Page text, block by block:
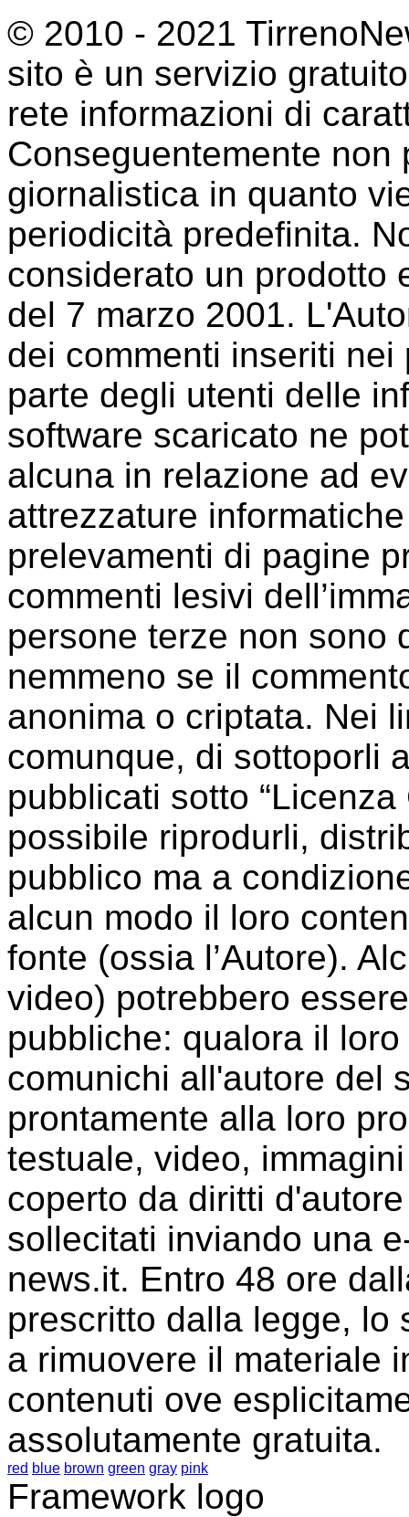
© 2010 - 2021
sito è un servizio
rete informazioni di
Conseguentemente
giornalistica in quanto
periodicità predefinita.
considerato un prodotto
del 7 marzo 2001.
dei commenti inseriti nei
parte degli utenti delle
software scaricato ne
alcuna in relazione ad
attrezzature
prelevamenti di pagine
commenti lesivi
persone terze non sono
nemmeno se il
anonima o criptata. Nei
comunque, di sottoporli
pubblicati sotto
possibile riprodurli,
pubblico ma a
alcun modo il loro
fonte (ossia l’Autore).
video) potrebbero
pubbliche: qualora il
comunichi all'autore del
prontamente alla loro
testuale, video,
coperto da diritti
sollecitati inviando una
news.it. Entro 48 ore
prescritto dalla legge, lo
a rimuovere il materiale
contenuti ove
assolutamente gratuita.
red blue brown green gray pink
Framework logo